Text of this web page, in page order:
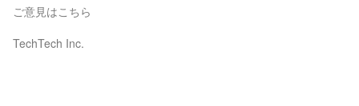
ご意見はこちら
TechTech Inc.